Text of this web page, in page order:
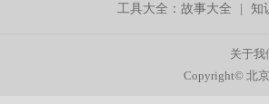
工具大全：故事大全 |知
关于我
Copyright© 北